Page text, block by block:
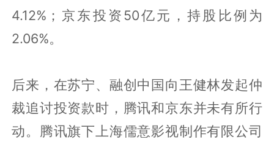
4.12%；京东投资50亿元，持股比例为
2.06%。
后来，在苏宁、融创中国向王健林发起仲
裁追讨投资款时，腾讯和京东并未有所行
动。腾讯旗下上海儒意影视制作有限公司